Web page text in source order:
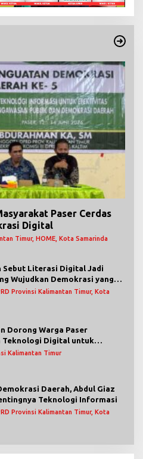
Paser Cerdas
Digital
Timur, HOME, Kota Samarinda
Sebut Literasi Digital Jadi
Wujudkan Demokrasi yang
Provinsi Kalimantan Timur, Kota
Dorong Warga Paser
Teknologi Digital untuk
Pemerintahan
Kalimantan Timur
Daerah, Abdul Giaz
Teknologi Informasi
Provinsi Kalimantan Timur, Kota